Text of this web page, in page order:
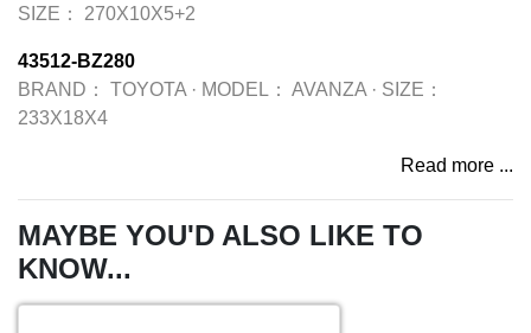
SIZE：
270X10X5+2
43512-BZ280
BRAND：
TOYOTA · MODEL： AVANZA · SIZE：
233X18X4
Read more ...
MAYBE YOU'D ALSO LIKE TO
KNOW...